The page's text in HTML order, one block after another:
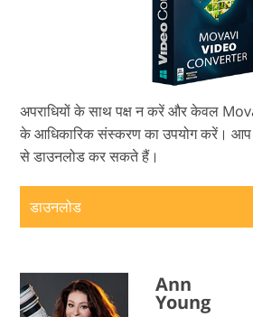
अपराधियों के साथ पक्ष न करें और केवल
के आधिकारिक संस्करण का उपयोग करें। आप
से डाउनलोड कर सकते हैं।
डाउनलोड
Ann
Young